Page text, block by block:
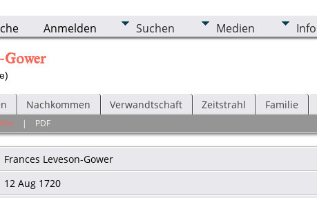
Anmelden Suchen Medien Info
Gower
Nachkommen Verwandtschaft Zeitstrahl Familie
Alle | PDF
Frances Leveson-Gower
12 Aug 1720